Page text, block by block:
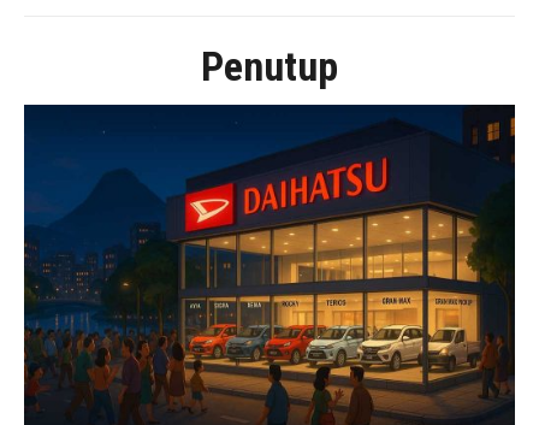
Penutup